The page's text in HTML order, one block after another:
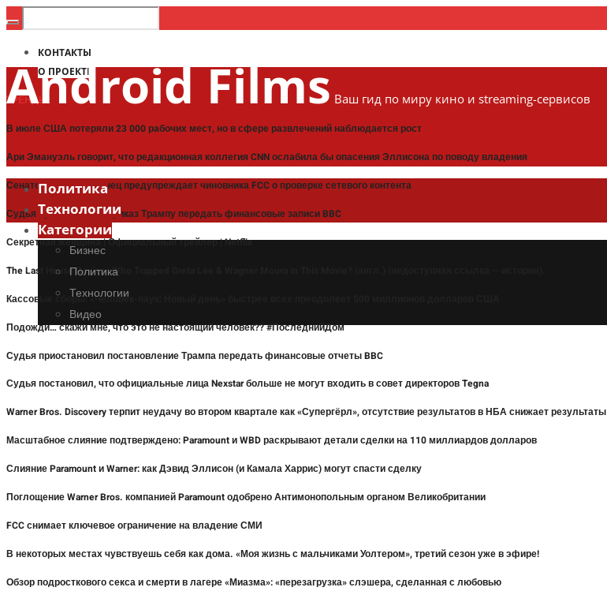
КОНТАКТЫ
О ПРОЕКТЕ
ТРЕНДЫ:
В июле США потеряли 23 000 рабочих мест, но в сфере развлечений наблюдается рост
Ари Эмануэль говорит, что редакционная коллегия CNN ослабила бы опасения Эллисона по поводу владения
Сенатор-республиканец предупреждает чиновника FCC о проверке сетевого контента
Судья приостановил приказ Трампу передать финансовые записи BBC
Секретная женщина | Официальный трейлер | Netflix
The Last House Review: Who Trapped Greta Lee & Wagner Moura in This Movie? (англ.) (недоступная ссылка — история).
Кассовые сборы: «Человек-паук: Новый день» быстрее всех преодолеет 500 миллионов долларов США
Подожди… скажи мне, что это не настоящий человек?? #ПоследнийДом
Судья приостановил постановление Трампа передать финансовые отчеты BBC
Судья постановил, что официальные лица Nexstar больше не могут входить в совет директоров Tegna
Warner Bros. Discovery терпит неудачу во втором квартале как «Супергёрл», отсутствие результатов в НБА снижает результаты
Масштабное слияние подтверждено: Paramount и WBD раскрывают детали сделки на 110 миллиардов долларов
Слияние Paramount и Warner: как Дэвид Эллисон (и Камала Харрис) могут спасти сделку
Поглощение Warner Bros. компанией Paramount одобрено Антимонопольным органом Великобритании
FCC снимает ключевое ограничение на владение СМИ
В некоторых местах чувствуешь себя как дома. «Моя жизнь с мальчиками Уолтером», третий сезон уже в эфире!
Обзор подросткового секса и смерти в лагере «Миазма»: «перезагрузка» слэшера, сделанная с любовью
Android Films Ваш гид по миру кино и streaming-сервисов
Политика
Технологии
Категории
Бизнес
Политика
Технологии
Видео